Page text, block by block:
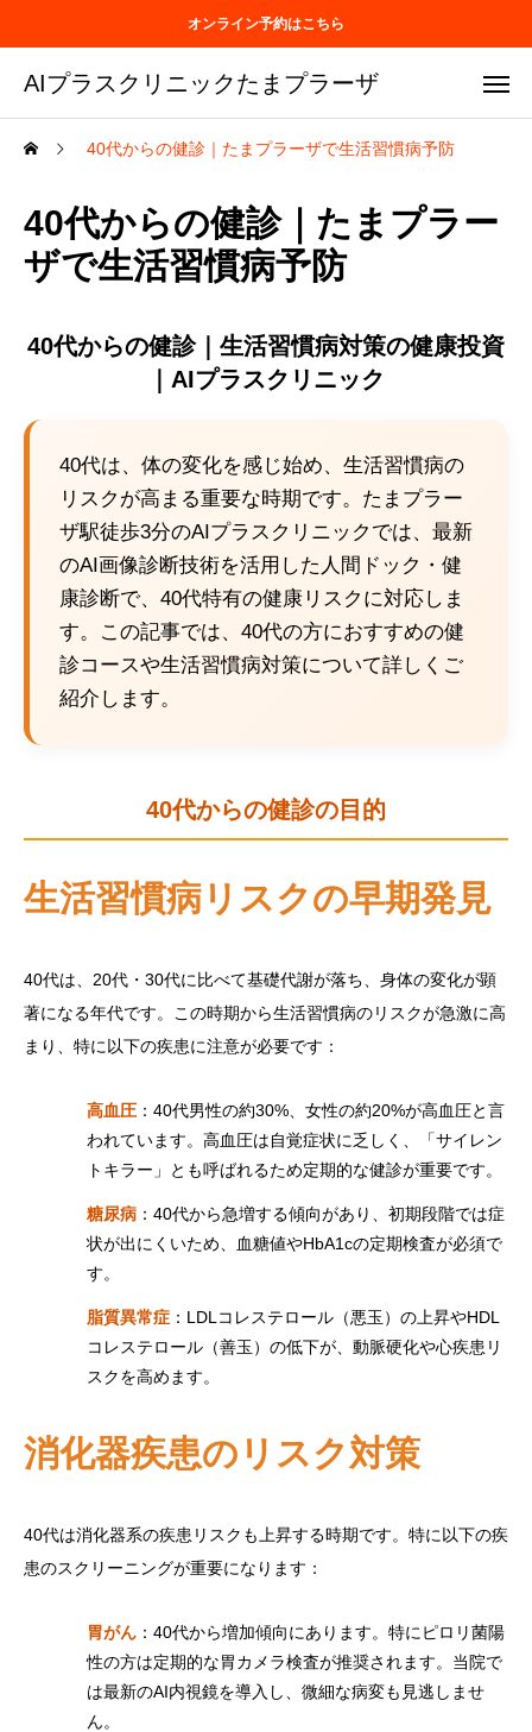
オンライン予約はこちら
AIプラスクリニックたまプラーザ
40代からの健診｜たまプラーザで生活習慣病予防
40代からの健診｜たまプラー
ザで生活習慣病予防
40代からの健診｜生活習慣病対策の健康投資
｜AIプラスクリニック
40代は、体の変化を感じ始め、生活習慣病の
リスクが高まる重要な時期です。たまプラー
ザ駅徒歩3分のAIプラスクリニックでは、最新
のAI画像診断技術を活用した人間ドック・健
康診断で、40代特有の健康リスクに対応しま
す。この記事では、40代の方におすすめの健
診コースや生活習慣病対策について詳しくご
紹介します。
40代からの健診の目的
生活習慣病リスクの早期発見
40代は、20代・30代に比べて基礎代謝が落ち、身体の変化が顕
著になる年代です。この時期から生活習慣病のリスクが急激に高
まり、特に以下の疾患に注意が必要です：
高血圧 ：40代男性の約30%、女性の約20%が高血圧と言
われています。高血圧は自覚症状に乏しく、「サイレン
トキラー」とも呼ばれるため定期的な健診が重要です。
糖尿病 ：40代から急増する傾向があり、初期段階では症
状が出にくいため、血糖値やHbA1cの定期検査が必須で
す。
脂質異常症 ：LDLコレステロール（悪玉）の上昇やHDL
コレステロール（善玉）の低下が、動脈硬化や心疾患リ
スクを高めます。
消化器疾患のリスク対策
40代は消化器系の疾患リスクも上昇する時期です。特に以下の疾
患のスクリーニングが重要になります：
胃がん ：40代から増加傾向にあります。特にピロリ菌陽
性の方は定期的な胃カメラ検査が推奨されます。当院で
は最新のAI内視鏡を導入し、微細な病変も見逃しませ
ん。